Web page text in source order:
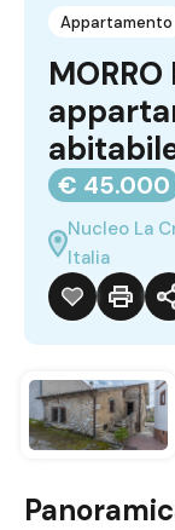
Appartamento
MORRO
€ 45.000
Nucleo La
Italia